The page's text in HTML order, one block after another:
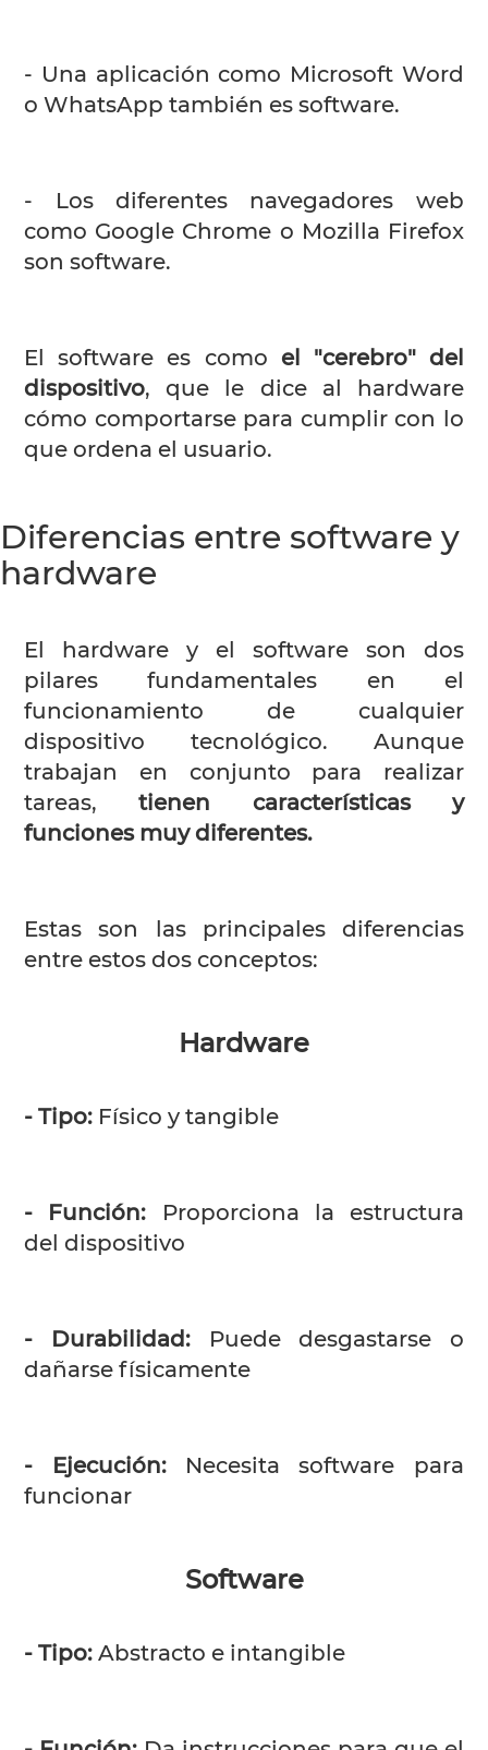
- Una aplicación como Microsoft Word
o WhatsApp también es software.
- Los diferentes navegadores web
como Google Chrome o Mozilla Firefox
son software.
El software es como el "cerebro" del
dispositivo, que le dice al hardware
cómo comportarse para cumplir con lo
que ordena el usuario.
Diferencias entre software y
hardware
El hardware y el software son dos
pilares fundamentales en el
funcionamiento de cualquier
dispositivo tecnológico. Aunque
trabajan en conjunto para realizar
tareas,tienen características y
funciones muy diferentes.
Estas son las principales diferencias
entre estos dos conceptos:
Hardware
- Tipo: Físico y tangible
- Función: Proporciona la estructura
del dispositivo
- Durabilidad:Puede desgastarse o
dañarse físicamente
- Ejecución:Necesita software para
funcionar
Software
- Tipo: Abstracto e intangible